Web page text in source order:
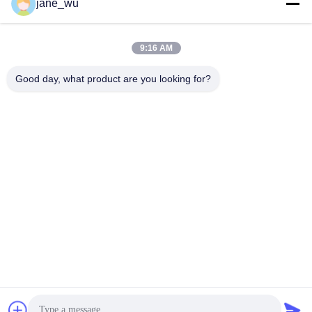
2018-2025 ANHUI CRYSTRO CRYSTAL MATERIALS Co., Ltd. -
jane_wu
9:16 AM
Good day, what product are you looking for?